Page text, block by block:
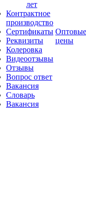
лет
Контрактное
производство
Сертификаты
Реквизиты
Колеровка
Видеоотзывы
Отзывы
Вопрос ответ
Вакансия
Словарь
Вакансия
Оптовые
цены